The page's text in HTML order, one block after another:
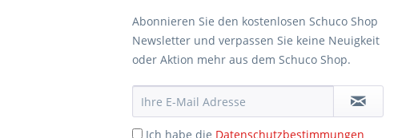
Abonnieren Sie den kostenlosen Schuco Shop
Newsletter und verpassen Sie keine Neuigkeit
oder Aktion mehr aus dem Schuco Shop.
Ich habe die Datenschutzbestimmungen